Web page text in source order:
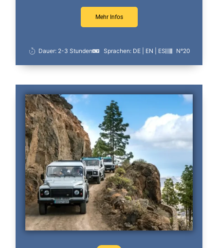
Mehr Infos
Dauer: 2-3 Stunden Sprachen: DE | EN | ES N°20